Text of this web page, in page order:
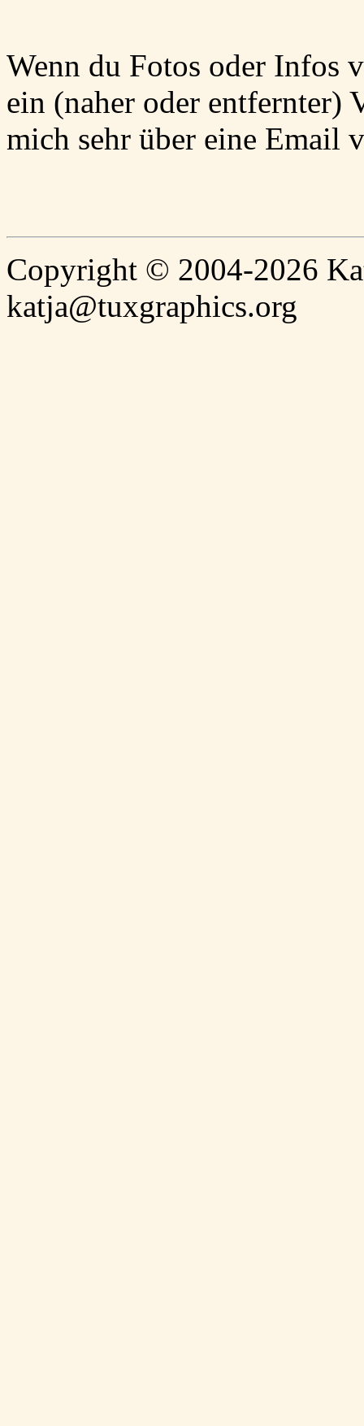
Wenn du Fotos oder Infos
ein (naher oder entfernter)
mich sehr über eine Email
Copyright © 2004-2026
katja@tuxgraphics.org